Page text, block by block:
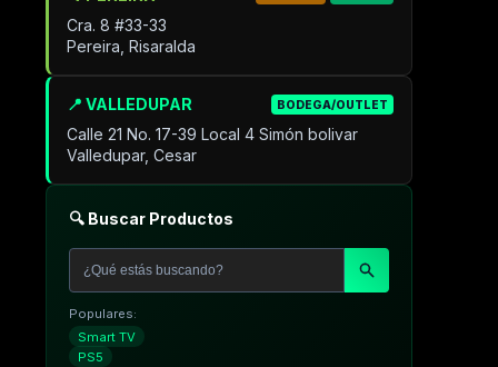
📍 VALLEDUPAR BODEGA/OUTLET
Calle 21 No. 17-39 Local 4 Simón bolivar
Valledupar, Cesar
Cra. 8 #33-33
Pereira, Risaralda
🔍 Buscar Productos
Populares:
Smart TV
PS5